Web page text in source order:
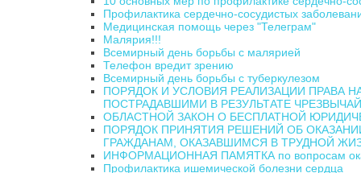
Профилактика сердечно-сосудистых
Медицинская помощь через "Телеграм"
Малярия!!!
Всемирный день борьбы с малярией
Телефон вредит зрению
Всемирный день борьбы с туберкулезом
ПОРЯДОК И УСЛОВИЯ РЕАЛИЗАЦИИ ПРАВА
ПОСТРАДАВШИМИ В РЕЗУЛЬТАТЕ
ОБЛАСТНОЙ ЗАКОН О БЕСПЛАТНОЙ
ПОРЯДОК ПРИНЯТИЯ РЕШЕНИЙ ОБ
ГРАЖДАНАМ, ОКАЗАВШИМСЯ В ТРУДНОЙ
ИНФОРМАЦИОННАЯ ПАМЯТКА по вопросам
Профилактика ишемической болезни сердца